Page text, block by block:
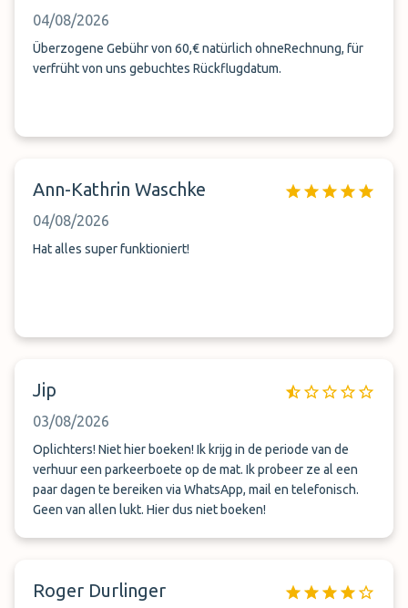
04/08/2026
Überzogene Gebühr von 60,€ natürlich ohneRechnung, für
verfrüht von uns gebuchtes Rückflugdatum.
Ann-Kathrin Waschke
04/08/2026
Hat alles super funktioniert!
Jip
03/08/2026
Oplichters! Niet hier boeken! Ik krijg in de periode van de
verhuur een parkeerboete op de mat. Ik probeer ze al een
paar dagen te bereiken via WhatsApp, mail en telefonisch.
Geen van allen lukt. Hier dus niet boeken!
Roger Durlinger